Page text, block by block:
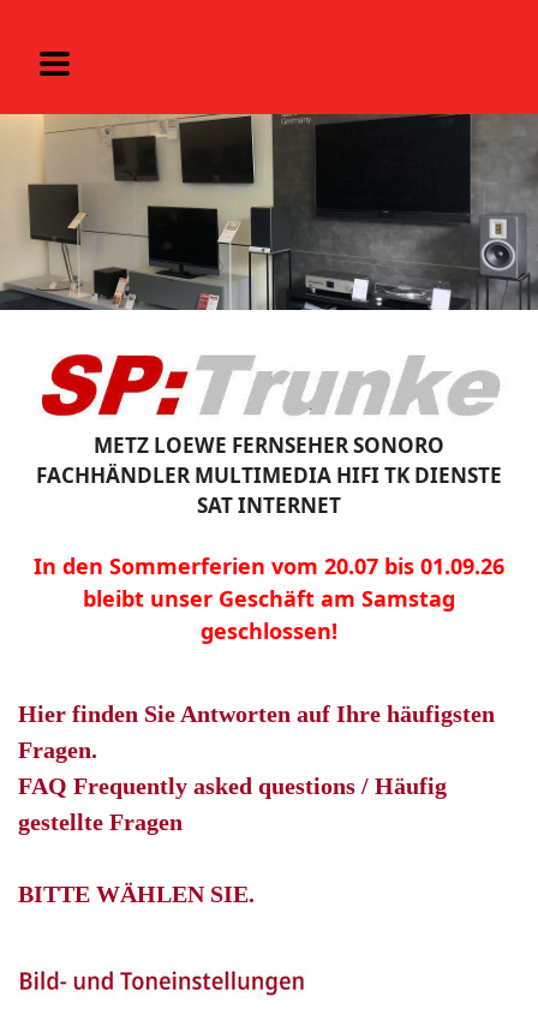
METZ LOEWE FERNSEHER SONORO
FACHHÄNDLER MULTIMEDIA HIFI TK DIENSTE
SAT INTERNET
In den Sommerferien vom 20.07 bis 01.09.26
bleibt unser Geschäft am Samstag
geschlossen!
Hier finden Sie Antworten auf Ihre häufigsten
Fragen.
FAQ Frequently asked questions / Häufig
gestellte Fragen
BITTE WÄHLEN SIE.